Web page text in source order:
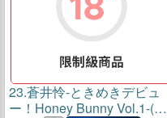
23.蒼井怜-ときめきデビュ
ー！Honey Bunny Vol.1-(電